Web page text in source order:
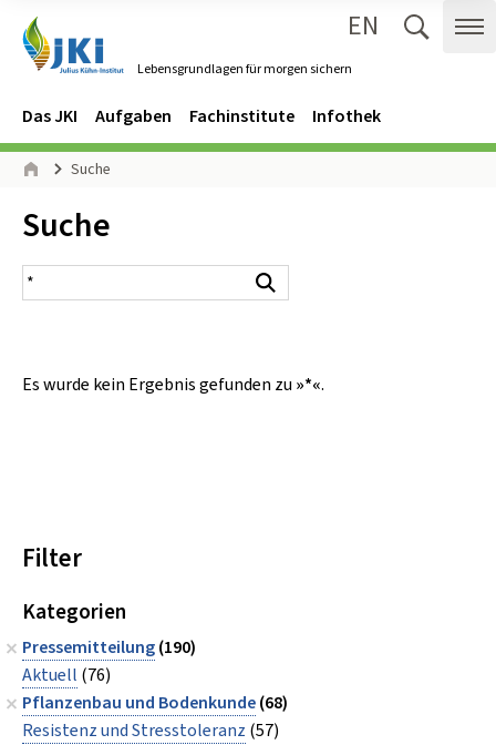
Lebensgrundlagen für morgen sichern
EN
Navigation
Hauptmenü
Das JKI Aufgaben Fachinstitute Infothek
Seitenpfad
Suche
Inhalt:
Suche
Suchergebnis
Es wurde kein Ergebnis gefunden zu »*«.
Filter
Kategorien
Pressemitteilung(190)
Aktuell (76)
Pflanzenbau und Bodenkunde(68)
Resistenz und Stresstoleranz (57)